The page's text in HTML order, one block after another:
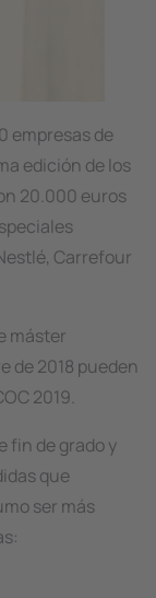
empresas de
edición de los
20.000 euros
Carrefour
máster
de 2018 pueden
2019.
fin de grado y
que
ser más